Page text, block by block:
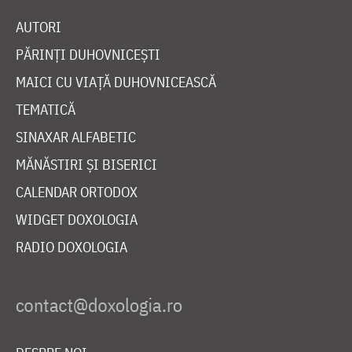
AUTORI
PĂRINȚI DUHOVNICEȘTI
MAICI CU VIAȚĂ DUHOVNICEASCĂ
TEMATICĂ
SINAXAR ALFABETIC
MĂNĂSTIRI ȘI BISERICI
CALENDAR ORTODOX
WIDGET DOXOLOGIA
RADIO DOXOLOGIA